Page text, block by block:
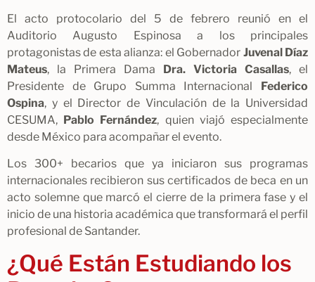
El acto protocolario del 5 de febrero reunió en el
Auditorio Augusto Espinosa a los principales
protagonistas de esta alianza: el Gobernador Juvenal Díaz
Mateus, la Primera Dama Dra. Victoria Casallas, el
Presidente de Grupo Summa Internacional Federico
Ospina, y el Director de Vinculación de la Universidad
CESUMA, Pablo Fernández, quien viajó especialmente
desde México para acompañar el evento.
Los 300+ becarios que ya iniciaron sus programas
internacionales recibieron sus certificados de beca en un
acto solemne que marcó el cierre de la primera fase y el
inicio de una historia académica que transformará el perfil
profesional de Santander.
¿Qué Están Estudiando los